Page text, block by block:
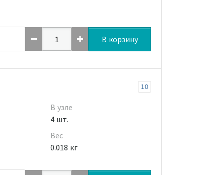
В корзину
10
В узле
4 шт.
Вес
0.018 кг